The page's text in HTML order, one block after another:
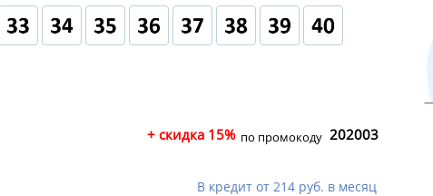
+ скидка 15% по промокоду 202003
В кредит от 214 руб. в месяц